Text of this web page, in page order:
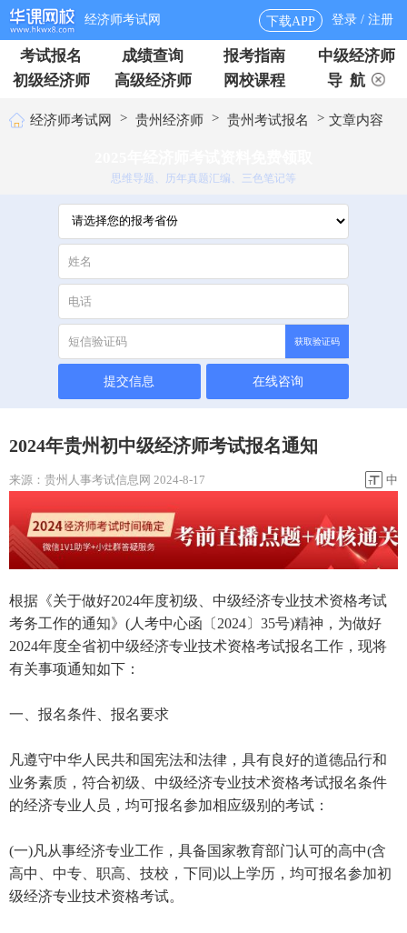
经济师考试网 下载APP 登录 / 注册
考试报名 成绩查询 报考指南
中级经济师
初级经济师
高级经济师 网校课程 导 航
经济师考试网 > 贵州经济师 > 贵州考试报名 > 文章内容
思维导题、历年真题汇编、三色笔记等
获取验证码
提交信息 在线咨询
2024年贵州初中级经济师考试报名通知
来源： 贵州人事考试信息网 2024-8-17 中
根据《关于做好2024年度初级、中级经济专业技术资格考试
考务工作的通知》(人考中心函〔2024〕35号)精神，为做好
2024年度全省初中级经济专业技术资格考试报名工作，现将
有关事项通知如下：
一、报名条件、报名要求
凡遵守中华人民共和国宪法和法律，具有良好的道德品行和
业务素质，符合初级、中级经济专业技术资格考试报名条件
的经济专业人员，均可报名参加相应级别的考试：
(一)凡从事经济专业工作，具备国家教育部门认可的高中(含
高中、中专、职高、技校，下同)以上学历，均可报名参加初
级经济专业技术资格考试。